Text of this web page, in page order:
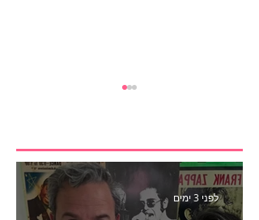
לפני 3 ימים